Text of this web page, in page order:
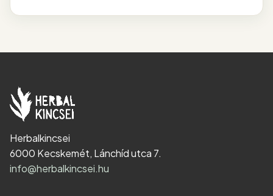
Herbalkincsei
6000 Kecskemét, Lánchíd utca 7.
info@herbalkincsei.hu